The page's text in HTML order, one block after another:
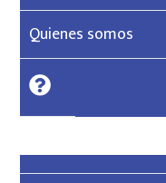
Quienes somos